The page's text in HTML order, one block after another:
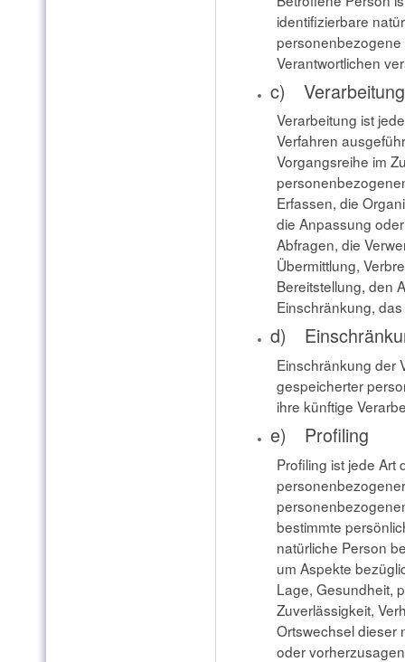
identifizierbare
personenbezogene
Verantwortlichen
c) Verarbeitung
Verarbeitung ist
Verfahren
Vorgangsreihe im
Erfassen, die
die Anpassung
Abfragen, die
Übermittlung,
Bereitstellung, den
Einschränkung,
d)
Einschränkung der
gespeicherter
ihre künftige
e) Profiling
Profiling ist jede Art
bestimmte
natürliche Person
um Aspekte
Lage, Gesundheit,
Zuverlässigkeit,
Ortswechsel dieser
oder